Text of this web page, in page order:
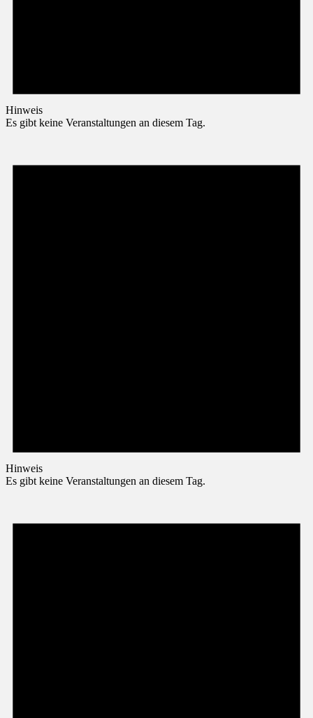
Hinweis
Es gibt keine Veranstaltungen an diesem Tag.
Hinweis
Es gibt keine Veranstaltungen an diesem Tag.